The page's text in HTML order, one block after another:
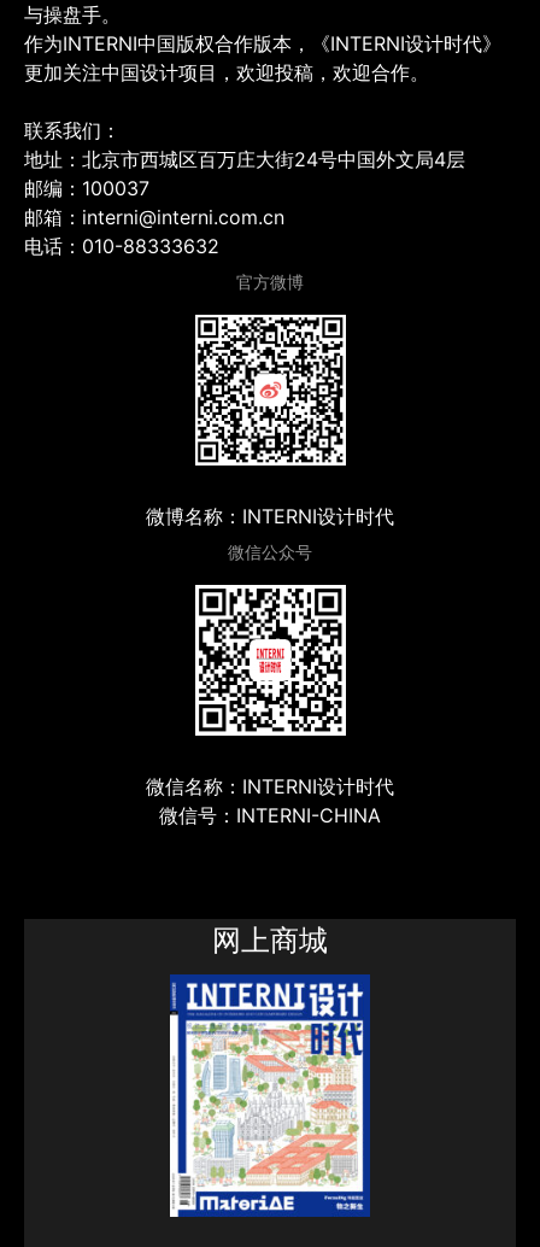
与操盘手。
作为INTERNI中国版权合作版本，《INTERNI设计时代》
更加关注中国设计项目，欢迎投稿，欢迎合作。
联系我们：
地址：北京市西城区百万庄大街24号中国外文局4层
邮编：100037
邮箱：interni@interni.com.cn
电话：010-88333632
官方微博
微博名称：INTERNI设计时代
微信公众号
微信名称：INTERNI设计时代
微信号：INTERNI-CHINA
网上商城